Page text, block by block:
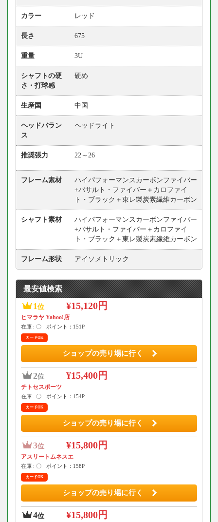
カラー レッド
長さ 675
重量 3U
シャフトの硬
さ・打球感
硬め
生産国 中国
ヘッドバラン
ス
ヘッドライト
推奨張力 22～26
フレーム素材
ハイパフォーマンスカーボンファイバー
+バサルト・ファイバー＋カロファイ
ト・ブラック＋東レ製炭素繊維カーボン
シャフト素材
ハイパフォーマンスカーボンファイバー
+バサルト・ファイバー＋カロファイ
ト・ブラック＋東レ製炭素繊維カーボン
フレーム形状 アイソメトリック
最安値検索
1 位 ¥15,120円
ヒマラヤ Yahoo!店
在庫 : 〇 ポイント：151P
カードOK
ショップの売り場に行く
2位 ¥15,400円
チトセスポーツ
在庫 : 〇 ポイント：154P
カードOK
ショップの売り場に行く
3位 ¥15,800円
アスリートムネスエ
在庫 : 〇 ポイント：158P
カードOK
ショップの売り場に行く
4位 ¥15,800円